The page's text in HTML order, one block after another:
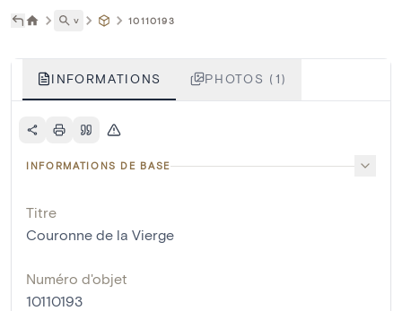
˅ 10110193
INFORMATIONS PHOTOS (1)
INFORMATIONS DE BASE
Titre
Couronne de la Vierge
Numéro d'objet
10110193